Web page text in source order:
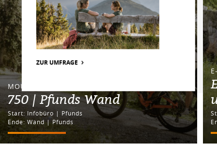
ZUR UMFRAGE
MOUNTAINBIKETOUR
750 | Pfunds Wand
Start: Infobüro | Pfunds
Ende: Wand | Pfunds